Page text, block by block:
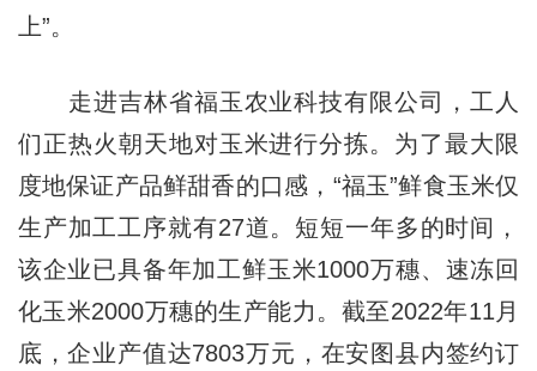
上”。
走进吉林省福玉农业科技有限公司，工人
们正热火朝天地对玉米进行分拣。为了最大限
度地保证产品鲜甜香的口感，“福玉”鲜食玉米仅
生产加工工序就有27道。短短一年多的时间，
该企业已具备年加工鲜玉米1000万穗、速冻回
化玉米2000万穗的生产能力。截至2022年11月
底，企业产值达7803万元，在安图县内签约订